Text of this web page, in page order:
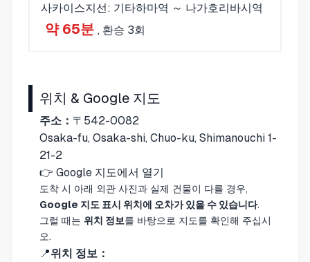
사카이스지선: 기타하마역 ～ 나가호리바시역
약 65분 , 환승 3회
위치 & Google 지도
주소： 〒542-0082
Osaka-fu, Osaka-shi, Chuo-ku, Shimanouchi 1-
21-2
👉 Google 지도에서 열기
도착 시 아래 외관 사진과 실제 건물이 다를 경우,
Google 지도 표시 위치에 오차가 있을 수 있습니다.
그럴 때는 위치 정보를 바탕으로 지도를 확인해 주십시
오.
📍위치 정보：